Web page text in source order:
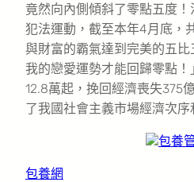
竟然向內側傾斜了零點五度
犯法運動，截至本年4月底，
與財富的霸氣達到完美的五比
我的戀愛運勢才能回歸零點
12.8萬起，挽回經濟喪失375
了我國社會主義市場經濟次序
包養
包養網